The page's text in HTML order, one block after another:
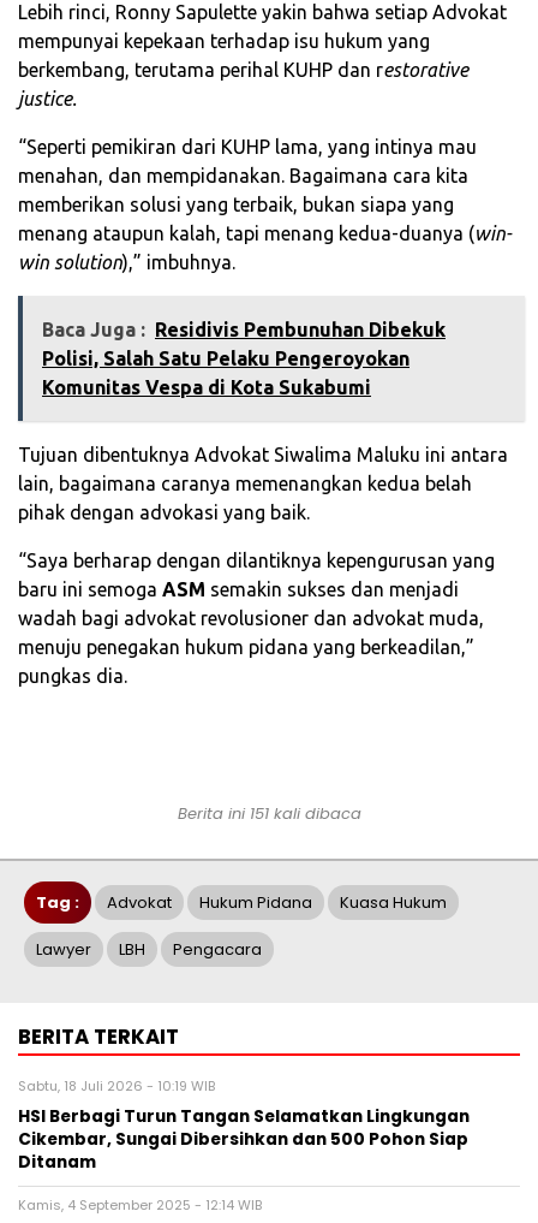
Lebih rinci, Ronny Sapulette yakin bahwa setiap Advokat
mempunyai kepekaan terhadap isu hukum yang
berkembang, terutama perihal KUHP dan restorative
justice.
“Seperti pemikiran dari KUHP lama, yang intinya mau
menahan, dan mempidanakan. Bagaimana cara kita
memberikan solusi yang terbaik, bukan siapa yang
menang ataupun kalah, tapi menang kedua-duanya (win-
win solution),” imbuhnya.
Baca Juga : Residivis Pembunuhan Dibekuk
Polisi, Salah Satu Pelaku Pengeroyokan
Komunitas Vespa di Kota Sukabumi
Tujuan dibentuknya Advokat Siwalima Maluku ini antara
lain, bagaimana caranya memenangkan kedua belah
pihak dengan advokasi yang baik.
“Saya berharap dengan dilantiknya kepengurusan yang
baru ini semoga ASM semakin sukses dan menjadi
wadah bagi advokat revolusioner dan advokat muda,
menuju penegakan hukum pidana yang berkeadilan,”
pungkas dia.
Berita ini 151 kali dibaca
Tag : Advokat Hukum Pidana Kuasa Hukum
Lawyer LBH Pengacara
BERITA TERKAIT
Sabtu, 18 Juli 2026 - 10:19 WIB
HSI Berbagi Turun Tangan Selamatkan Lingkungan
Cikembar, Sungai Dibersihkan dan 500 Pohon Siap
Ditanam
Kamis, 4 September 2025 - 12:14 WIB